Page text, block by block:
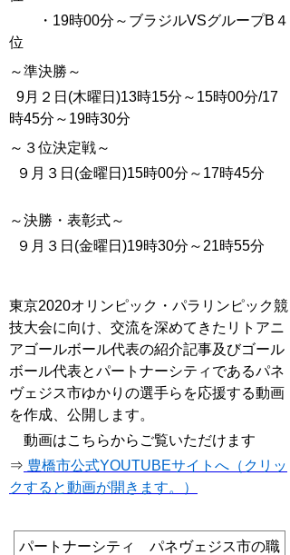
・19時00分～ブラジルVSグループB４
位
～準決勝～
9月２日(木曜日)13時15分～15時00分/17
時45分～19時30分
～３位決定戦～
９月３日(金曜日)15時00分～17時45分
～決勝・表彰式～
９月３日(金曜日)19時30分～21時55分
東京2020オリンピック・パラリンピック競
技大会に向け、交流を深めてきたリトアニ
アゴールボール代表の紹介記事及びゴール
ボール代表とパートナーシティであるパネ
ヴェジス市ゆかりの選手らを応援する動画
を作成、公開します。
動画はこちらからご覧いただけます
⇒ 豊橋市公式YOUTUBEサイトへ（クリッ
クすると動画が開きます。）
パートナーシティ パネヴェジス市の職